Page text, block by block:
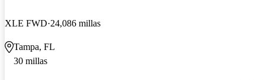
XLE FWD 24,086 millas
Tampa, FL
30 millas